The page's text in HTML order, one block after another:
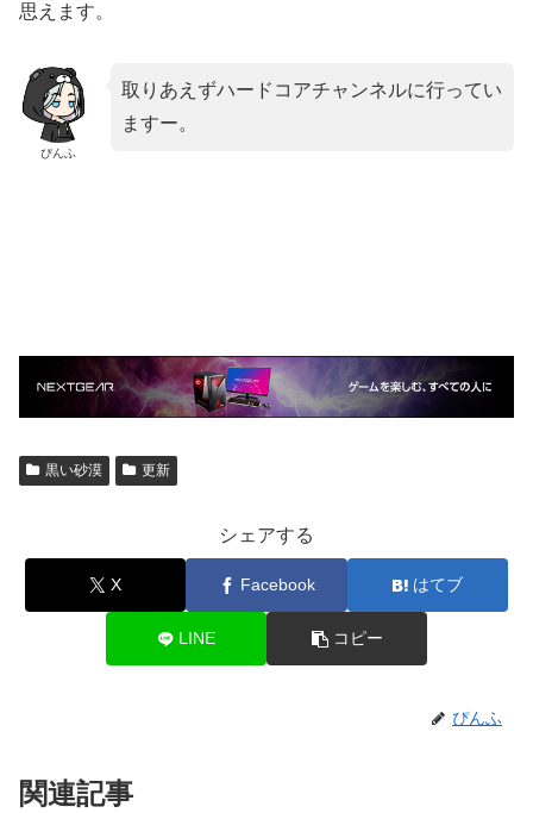
思えます。
ぴんふ
取りあえずハードコアチャンネルに行ってい
ますー。
黒い砂漠 更新
シェアする
X Facebook はてブ
LINE コピー
ぴんふ
関連記事